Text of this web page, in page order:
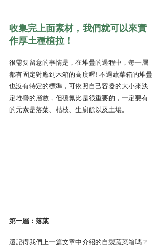
收集完上面素材，我們就可以來實
作厚土種植拉！
很需要留意的事情是，在堆疊的過程中，每一層
都有固定對應到木箱的高度喔! 不過蔬菜箱的堆疊
也沒有特定的標準，可依照自己容器的大小來決
定堆疊的層數，但碳氮比是很重要的，一定要有
的元素是落葉、枯枝、生廚餘以及土壤。
第一層：落葉
還記得我們上一篇文章中介紹的自製蔬菜箱嗎？